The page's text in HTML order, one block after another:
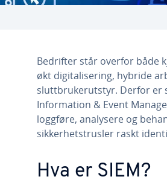
Bedrifter står overfor både
økt digitalisering, hybride
sluttbrukerutstyr. Derfor er
Information & Event
loggføre, analysere og
sikkerhetstrusler raskt
Hva er SIEM?